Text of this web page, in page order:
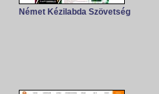
Német Kézilabda Szövetség